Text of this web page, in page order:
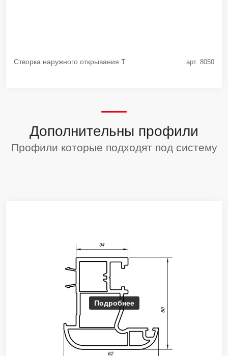
Створка наружного открывания Т арт. 8050
Дополнительны профили
Профили которые подходят под систему
Подробнее